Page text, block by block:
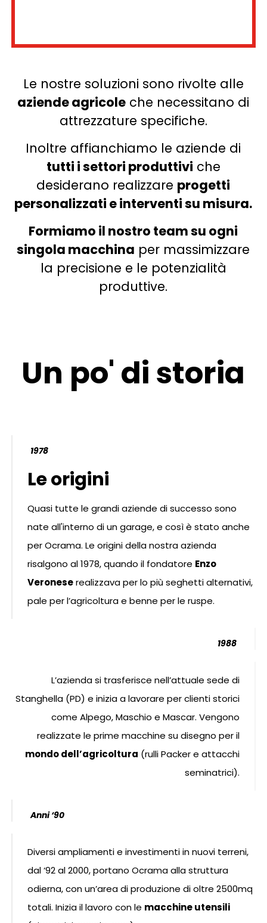
Le nostre soluzioni sono rivolte alle
aziende agricole che necessitano di
attrezzature specifiche.
Inoltre affianchiamo le aziende di
tutti i settori produttivi che
desiderano realizzare progetti
personalizzati e interventi su misura.
Formiamo il nostro team su ogni
singola macchina per massimizzare
la precisione e le potenzialità
produttive.
Un po' di storia
1978
Le origini
Quasi tutte le grandi aziende di successo sono
nate all'interno di un garage, e così è stato anche
per Ocrama. Le origini della nostra azienda
risalgono al 1978, quando il fondatore Enzo
Veronese realizzava per lo più seghetti alternativi,
pale per l’agricoltura e benne per le ruspe.
1988
L’azienda si trasferisce nell’attuale sede di
Stanghella (PD) e inizia a lavorare per clienti storici
come Alpego, Maschio e Mascar. Vengono
realizzate le prime macchine su disegno per il
mondo dell’agricoltura (rulli Packer e attacchi
seminatrici).
Anni ‘90
Diversi ampliamenti e investimenti in nuovi terreni,
dal ‘92 al 2000, portano Ocrama alla struttura
odierna, con un’area di produzione di oltre 2500mq
totali. Inizia il lavoro con le macchine utensili